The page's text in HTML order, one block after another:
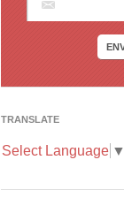
TRANSLATE
Select Language ▼